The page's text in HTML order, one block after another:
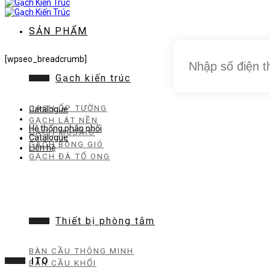
dung
Catalogue
Hệ thống phân phối
Liên hệ
Catalogue
SẢN PHẨM
Gạch kiến trúc
GẠCH ỐP TƯỜNG
GẠCH LÁT NỀN
GẠCH MOSAIC
GẠCH BÔNG GIÓ
GẠCH ĐÁ TỔ ONG
Thiết bị phòng tắm
BÀN CẦU THÔNG MINH
BÀN CẦU KHỐI
[wpseo_breadcrumb]
ITO